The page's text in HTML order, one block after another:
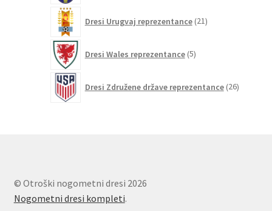
Dresi Urugvaj reprezentance 21izdelkov
Dresi Wales reprezentance 5izdelkov
Dresi Združene države reprezentance 26izdelkov
© Otroški nogometni dresi 2026
Nogometni dresi kompleti.